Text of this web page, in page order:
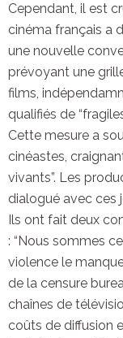
Cependant, il est
cinéma français a
une nouvelle
prévoyant une
films,
qualifiés de
Cette mesure a
cinéastes,
vivants”. Les
dialogué avec ces
Ils ont fait deux
: “Nous sommes
violence le
de la censure
chaînes de
coûts de diffusion